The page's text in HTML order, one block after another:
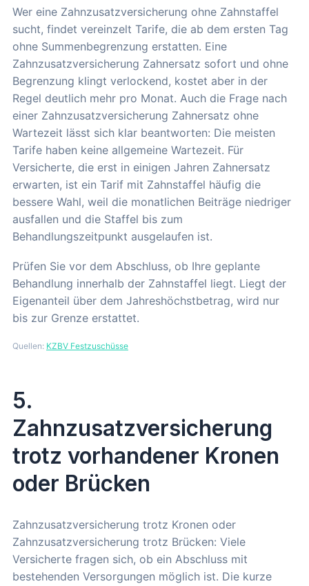
Wer eine Zahnzusatzversicherung ohne Zahnstaffel
sucht, findet vereinzelt Tarife, die ab dem ersten Tag
ohne Summenbegrenzung erstatten. Eine
Zahnzusatzversicherung Zahnersatz sofort und ohne
Begrenzung klingt verlockend, kostet aber in der
Regel deutlich mehr pro Monat. Auch die Frage nach
einer Zahnzusatzversicherung Zahnersatz ohne
Wartezeit lässt sich klar beantworten: Die meisten
Tarife haben keine allgemeine Wartezeit. Für
Versicherte, die erst in einigen Jahren Zahnersatz
erwarten, ist ein Tarif mit Zahnstaffel häufig die
bessere Wahl, weil die monatlichen Beiträge niedriger
ausfallen und die Staffel bis zum
Behandlungszeitpunkt ausgelaufen ist.
Prüfen Sie vor dem Abschluss, ob Ihre geplante
Behandlung innerhalb der Zahnstaffel liegt. Liegt der
Eigenanteil über dem Jahreshöchstbetrag, wird nur
bis zur Grenze erstattet.
Quellen: KZBV Festzuschüsse
5.
Zahnzusatzversicherung
trotz vorhandener Kronen
oder Brücken
Zahnzusatzversicherung trotz Kronen oder
Zahnzusatzversicherung trotz Brücken: Viele
Versicherte fragen sich, ob ein Abschluss mit
bestehenden Versorgungen möglich ist. Die kurze